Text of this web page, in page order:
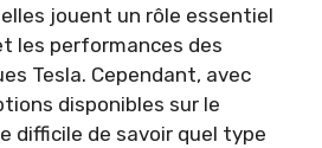
jouent un rôle essentiel
les performances des
Tesla. Cependant, avec
disponibles sur le
difficile de savoir quel type